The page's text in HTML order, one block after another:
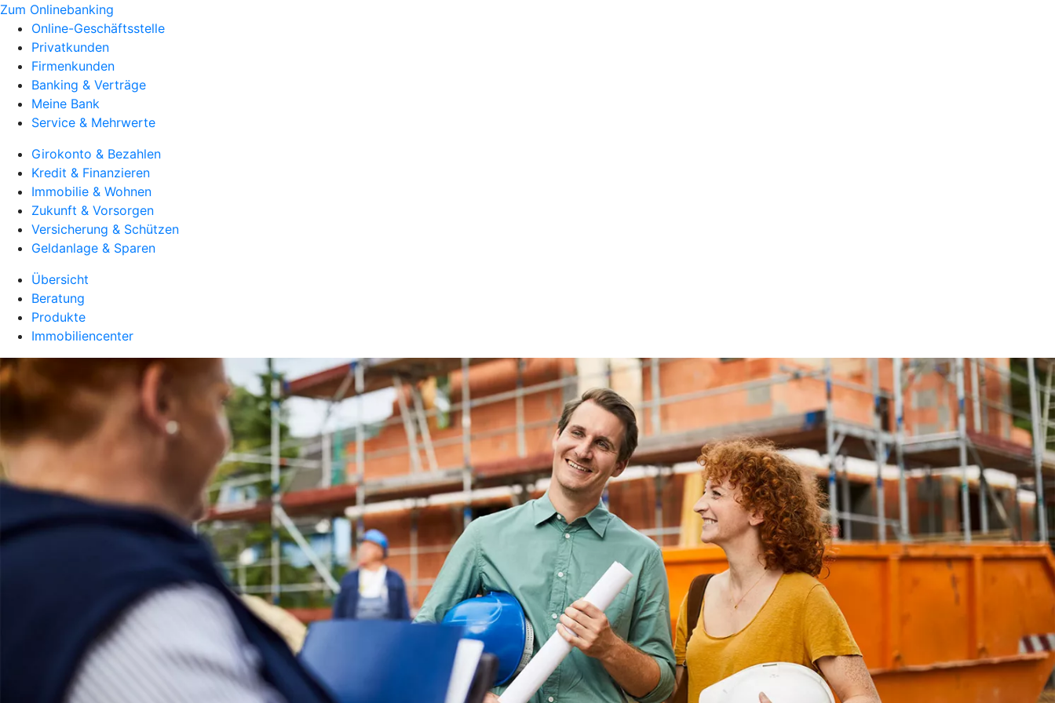
Zum Onlinebanking
Online-Geschäftsstelle
Privatkunden
Firmenkunden
Banking & Verträge
Meine Bank
Service & Mehrwerte
Girokonto & Bezahlen
Kredit & Finanzieren
Immobilie & Wohnen
Zukunft & Vorsorgen
Versicherung & Schützen
Geldanlage & Sparen
Übersicht
Beratung
Produkte
Immobiliencenter